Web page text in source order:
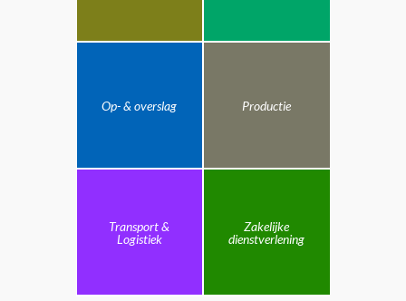
Op- & overslag Productie
Transport &
Logistiek
Zakelijke
dienstverlening